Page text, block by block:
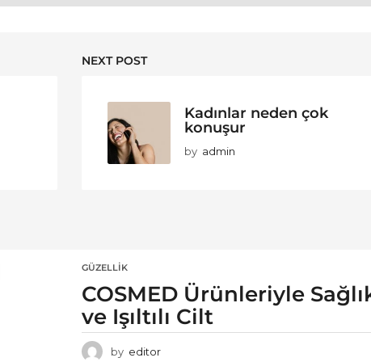
NEXT POST
Kadınlar neden çok
konuşur
by admin
GÜZELLIK
COSMED Ürünleriyle
ve Işıltılı Cilt
by editor